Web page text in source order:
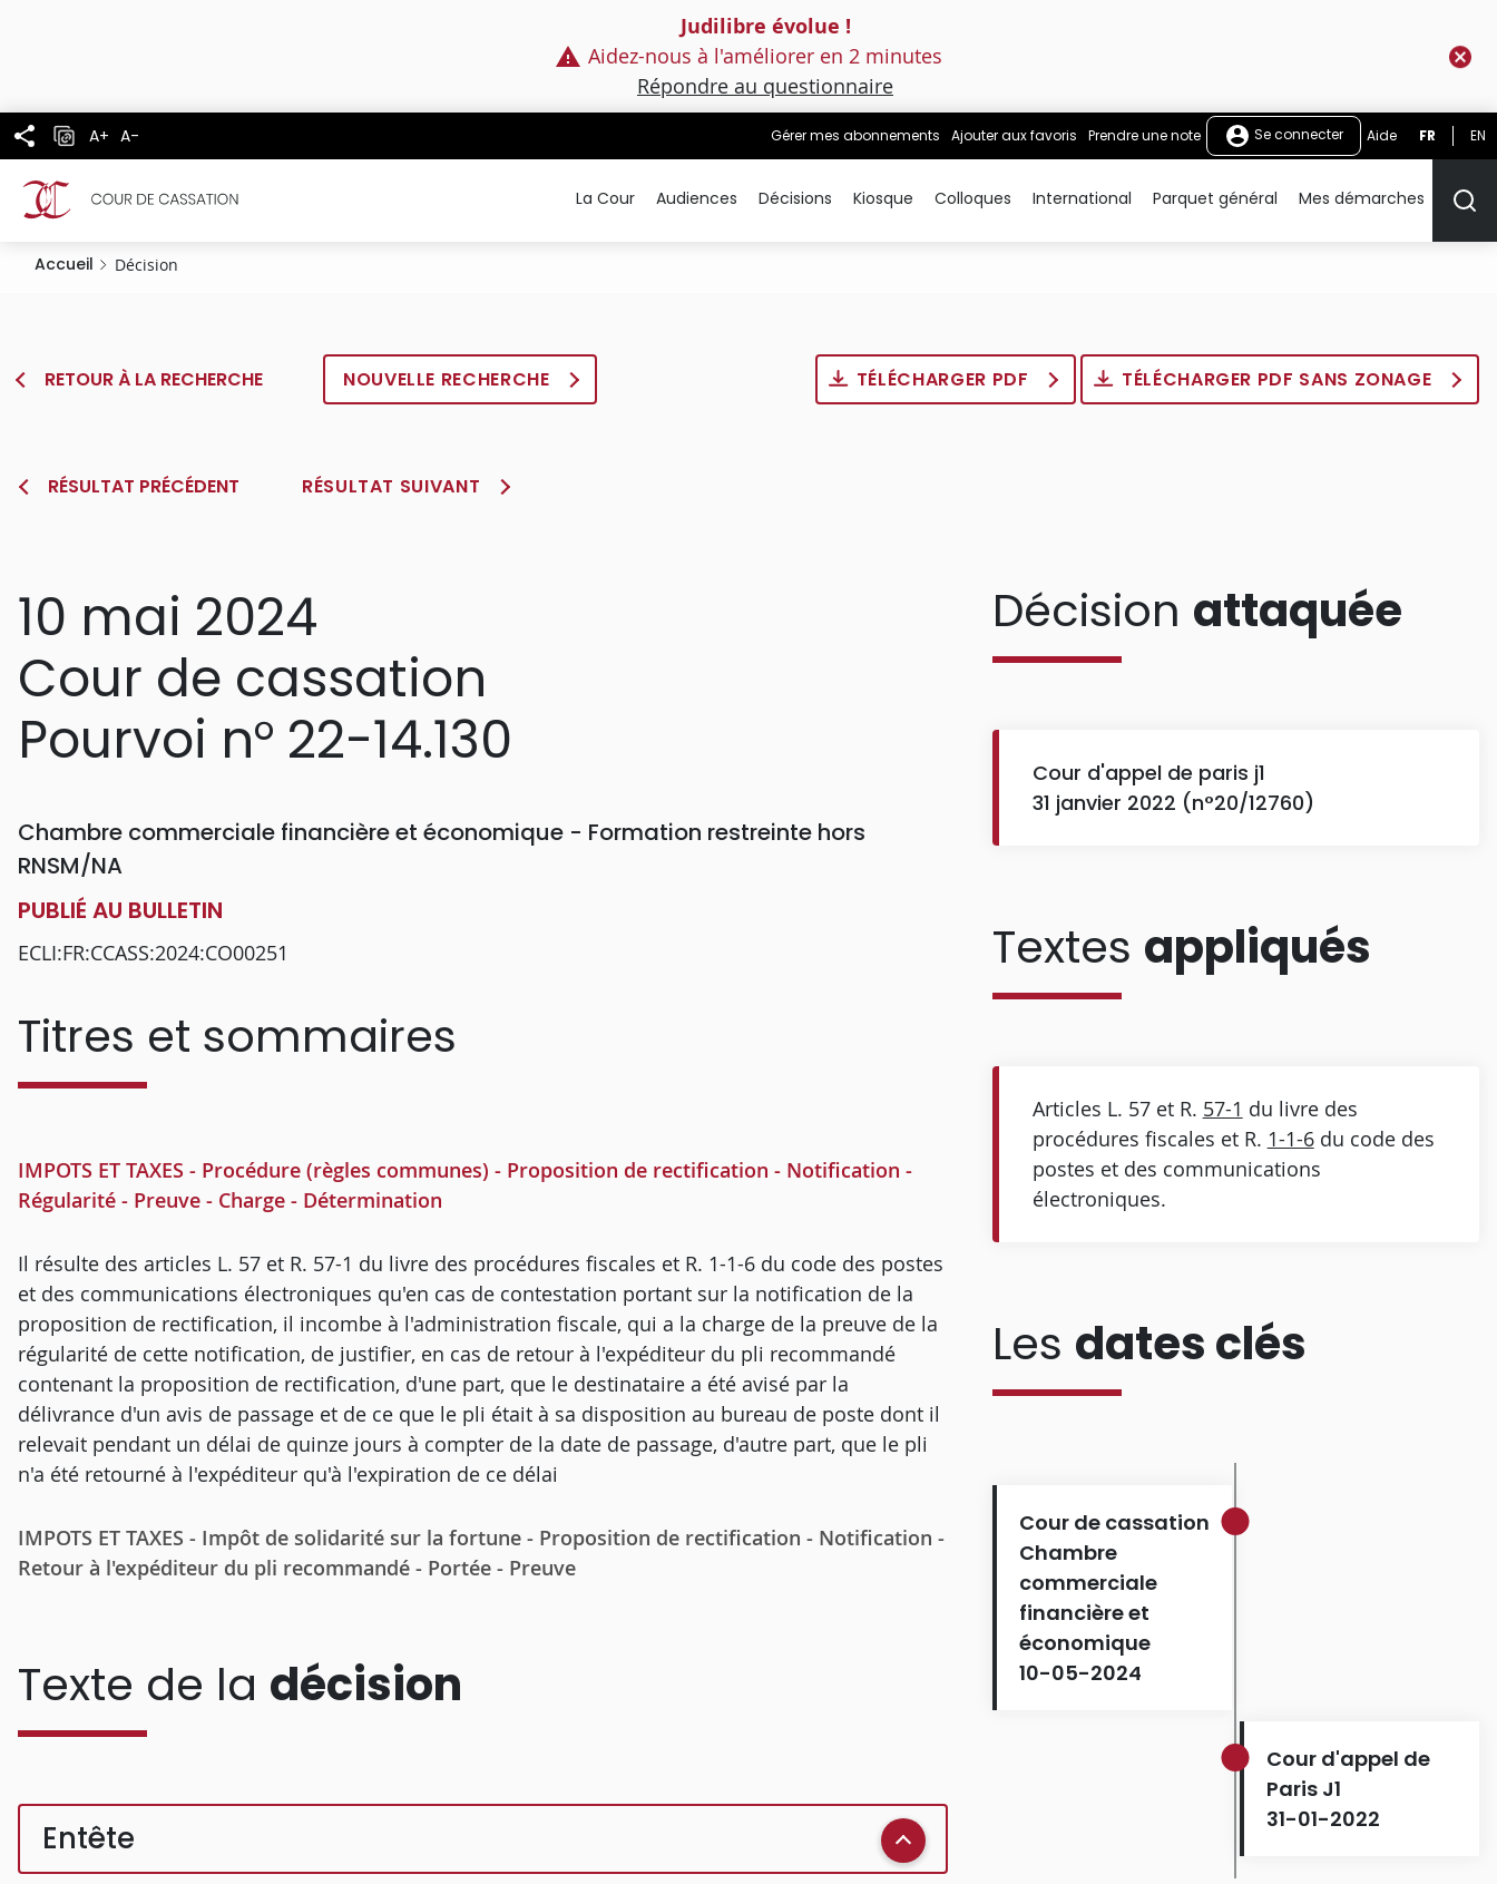
Judilibre évolue !
Aidez-nous à l'améliorer en 2 minutes
Répondre au questionnaire
A+ A- Gérer mes abonnements Ajouter aux favoris Prendre une note Se connecter Aide FR EN
La Cour Audiences Décisions Kiosque Colloques International Parquet général Mes démarches
Accueil Décision
RETOUR À LA RECHERCHE NOUVELLE RECHERCHE TÉLÉCHARGER PDF TÉLÉCHARGER PDF SANS ZONAGE
RÉSULTAT PRÉCÉDENT RÉSULTAT SUIVANT
10 mai 2024
Cour de cassation
Pourvoi n° 22-14.130
Chambre commerciale financière et économique - Formation restreinte hors
RNSM/NA
PUBLIÉ AU BULLETIN
ECLI:FR:CCASS:2024:CO00251
Titres et sommaires
IMPOTS ET TAXES - Procédure (règles communes) - Proposition de rectification - Notification -
Régularité - Preuve - Charge - Détermination
Il résulte des articles L. 57 et R. 57-1 du livre des procédures fiscales et R. 1-1-6 du code des postes
et des communications électroniques qu'en cas de contestation portant sur la notification de la
proposition de rectification, il incombe à l'administration fiscale, qui a la charge de la preuve de la
régularité de cette notification, de justifier, en cas de retour à l'expéditeur du pli recommandé
contenant la proposition de rectification, d'une part, que le destinataire a été avisé par la
délivrance d'un avis de passage et de ce que le pli était à sa disposition au bureau de poste dont il
relevait pendant un délai de quinze jours à compter de la date de passage, d'autre part, que le pli
n'a été retourné à l'expéditeur qu'à l'expiration de ce délai
IMPOTS ET TAXES - Impôt de solidarité sur la fortune - Proposition de rectification - Notification -
Retour à l'expéditeur du pli recommandé - Portée - Preuve
Texte de la décision
Entête
Décision attaquée
Cour d'appel de paris j1
31 janvier 2022 (n°20/12760)
Textes appliqués
Articles L. 57 et R. 57-1 du livre des
procédures fiscales et R. 1-1-6du code des
postes et des communications
électroniques.
Les dates clés
Cour de cassation
Chambre
commerciale
financière et
économique
10-05-2024
Cour d'appel de
Paris J1
31-01-2022